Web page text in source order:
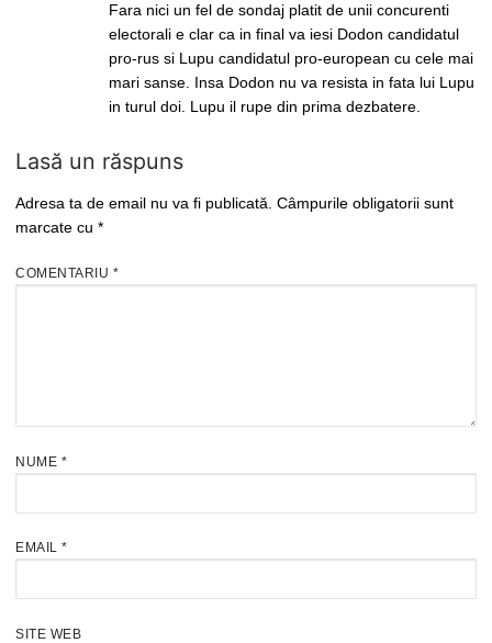
Fara nici un fel de sondaj platit de unii concurenti
electorali e clar ca in final va iesi Dodon candidatul
pro-rus si Lupu candidatul pro-european cu cele mai
mari sanse. Insa Dodon nu va resista in fata lui Lupu
in turul doi. Lupu il rupe din prima dezbatere.
Lasă un răspuns
Adresa ta de email nu va fi publicată. Câmpurile obligatorii sunt
marcate cu *
COMENTARIU *
NUME *
EMAIL *
SITE WEB